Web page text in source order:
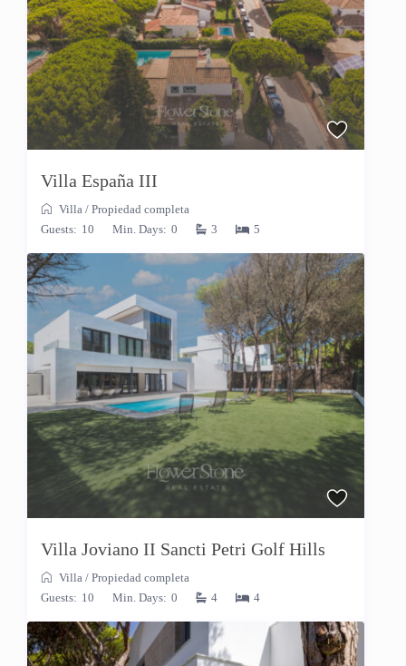
Villa España III
Villa /Propiedad completa
Guests: 10 Min. Days: 0 3 5
Villa Joviano II Sancti Petri Golf Hills
Villa /Propiedad completa
Guests: 10 Min. Days: 0 4 4